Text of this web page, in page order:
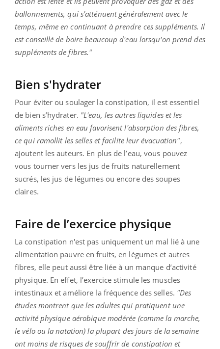
ballonnements, qui s'atténuent généralement avec le
temps, même en continuant à prendre ces suppléments. Il
est conseillé de boire beaucoup d'eau lorsqu'on prend des
suppléments de fibres."
Bien s'hydrater
Pour éviter ou soulager la constipation, il est essentiel
de bien s’hydrater. "L'eau, les autres liquides et les
aliments riches en eau favorisent l'absorption des fibres,
ce qui ramollit les selles et facilite leur évacuation",
ajoutent les auteurs. En plus de l’eau, vous pouvez
vous tourner vers les jus de fruits naturellement
sucrés, les jus de légumes ou encore des soupes
claires.
Faire de l’exercice physique
La constipation n'est pas uniquement un mal lié à une
alimentation pauvre en fruits, en légumes et autres
fibres, elle peut aussi être liée à un manque d’activité
physique. En effet, l’exercice stimule les muscles
intestinaux et améliore la fréquence des selles. "Des
études montrent que les adultes qui pratiquent une
activité physique aérobique modérée (comme la marche,
le vélo ou la natation) la plupart des jours de la semaine
ont moins de risques de souffrir de constipation et